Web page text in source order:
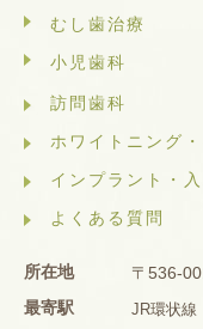
むし歯治療
小児歯科
訪問歯科
ホワイトニング
インプラント・
よくある質問
所在地
〒536-
最寄駅
JR環状線